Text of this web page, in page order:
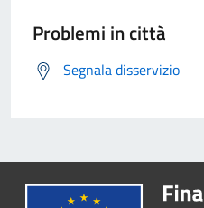
Problemi in città
Segnala disservizio